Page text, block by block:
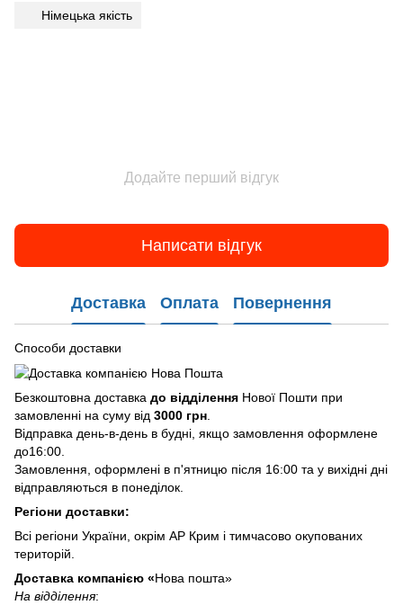
Німецька якість
Додайте перший відгук
Написати відгук
Доставка Оплата Повернення
Способи доставки
Безкоштовна доставка до відділення Нової Пошти при
замовленні на суму від 3000 грн.
Відправка день-в-день в будні, якщо замовлення оформлене
до16:00.
Замовлення, оформлені в п'ятницю після 16:00 та у вихідні дні
відправляються в понеділок.
Регіони доставки:
Всі регіони України, окрім АР Крим і тимчасово окупованих
територій.
Доставка компанією «Нова пошта»
На відділення: